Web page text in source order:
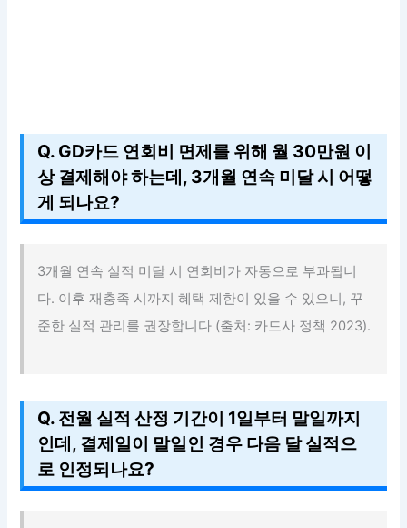
Q. GD카드 연회비 면제를 위해 월 30만원 이
상 결제해야 하는데, 3개월 연속 미달 시 어떻
게 되나요?
3개월 연속 실적 미달 시 연회비가 자동으로 부과됩니
다. 이후 재충족 시까지 혜택 제한이 있을 수 있으니, 꾸
준한 실적 관리를 권장합니다 (출처: 카드사 정책 2023).
Q. 전월 실적 산정 기간이 1일부터 말일까지
인데, 결제일이 말일인 경우 다음 달 실적으
로 인정되나요?